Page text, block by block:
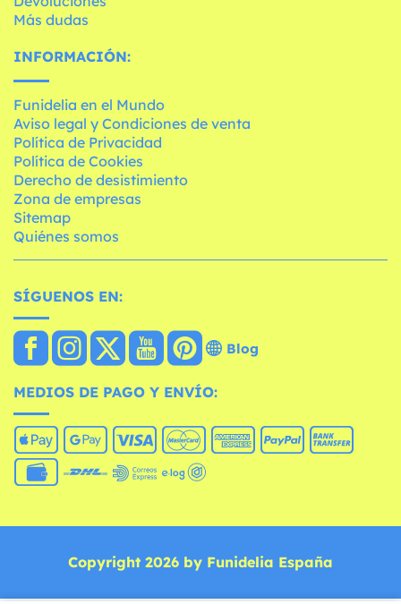
Más dudas
INFORMACIÓN:
Funidelia en el Mundo
Aviso legal y Condiciones de venta
Política de Privacidad
Política de Cookies
Derecho de desistimiento
Zona de empresas
Sitemap
Quiénes somos
SÍGUENOS EN:
Blog
MEDIOS DE PAGO Y ENVÍO:
Copyright 2026 by Funidelia España